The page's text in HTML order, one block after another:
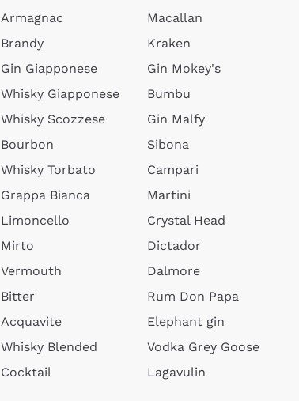
Armagnac
Brandy
Gin Giapponese
Whisky Giapponese
Whisky Scozzese
Bourbon
Whisky Torbato
Grappa Bianca
Limoncello
Mirto
Vermouth
Bitter
Acquavite
Whisky Blended
Cocktail
Macallan
Kraken
Gin Mokey's
Bumbu
Gin Malfy
Sibona
Campari
Martini
Crystal Head
Dictador
Dalmore
Rum Don Papa
Elephant gin
Vodka Grey Goose
Lagavulin